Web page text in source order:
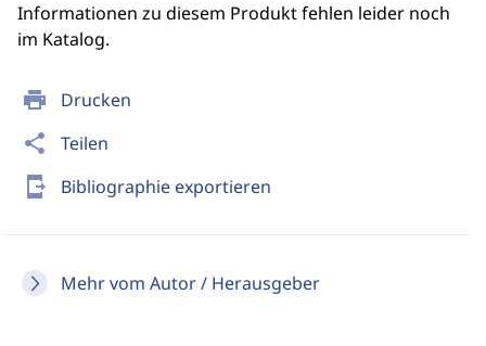
print Drucken
share Teilen
send_to_mobile Bibliographie exportieren
Mehr vom Autor / Herausgeber
Informationen zu diesem Produkt fehlen leider noch
im Katalog.